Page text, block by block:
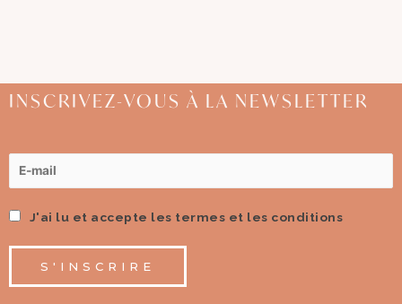
INSCRIVEZ-VOUS À LA NEWSLETTER
J'ai lu et accepte les termes et les conditions